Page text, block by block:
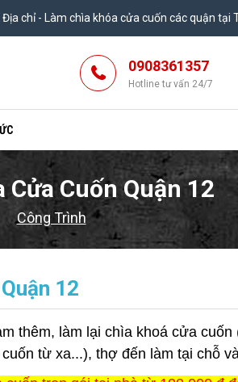
Địa chỉ - Làm chìa khóa cửa cuốn các quận tại
0908361357
Hotline tư vấn 24/7
Cửa Cuốn Quận 12
Công Trình
12
thêm, làm lại chìa khoá cửa
từ xa...), thợ đến làm tại chỗ